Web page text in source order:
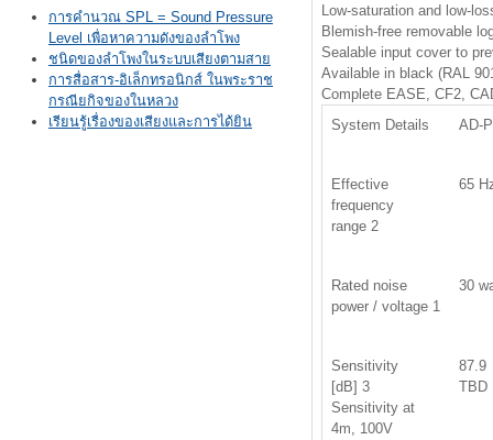
การคำนวณ SPL = Sound Pressure
Level เพื่อหาความดังของลำโพง
ชนิดของลำโพงในระบบเสียงตามสาย
การสื่อสาร-อิเล็กทรอนิกส์ ในพระราช
กรณียกิจของในหลวง
เรียนรู้เรื่องของเสียงและการได้ยิน
Low-saturation and low-
Blemish-free removable
Sealable input cover to
Available in black (RAL
Complete EASE, CF2,
System Details
AD-
Effective
frequency
range 2
65
Rated noise
power / voltage 1
30
Sensitivity
[dB] 3
Sensitivity at
4m, 100V
87.9
TBD